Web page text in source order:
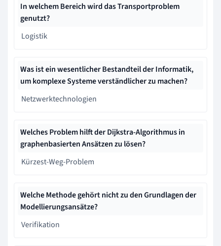
In welchem Bereich wird das Transportproblem
genutzt?
Logistik
Was ist ein wesentlicher Bestandteil der Informatik,
um komplexe Systeme verständlicher zu machen?
Netzwerktechnologien
Welches Problem hilft der Dijkstra-Algorithmus in
graphenbasierten Ansätzen zu lösen?
Kürzest-Weg-Problem
Welche Methode gehört nicht zu den Grundlagen der
Modellierungsansätze?
Verifikation